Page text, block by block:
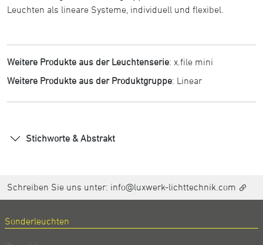
Leuchten als lineare Systeme, individuell und flexibel.
Weitere Produkte aus der Leuchtenserie: x.file mini
Weitere Produkte aus der Produktgruppe: Linear
Stichworte & Abstrakt
Schreiben Sie uns unter: info@luxwerk-lichttechnik.com
Sonderleuchten